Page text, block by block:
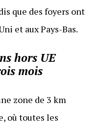
que des foyers ont
et aux Pays-Bas.
hors UE
mois
zone de 3 km
où toutes les